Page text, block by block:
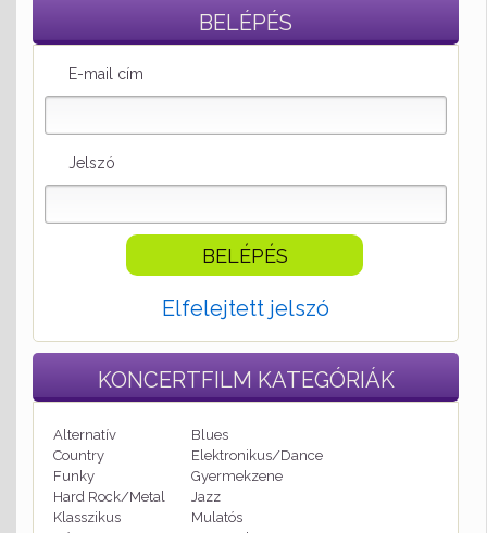
BELÉPÉS
E-mail cím
Jelszó
Elfelejtett jelszó
KONCERTFILM KATEGÓRIÁK
Alternatív
Blues
Country
Elektronikus/Dance
Funky
Gyermekzene
Hard Rock/Metal
Jazz
Klasszikus
Mulatós